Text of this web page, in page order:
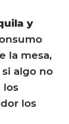
y
la mesa,
algo no
los
los